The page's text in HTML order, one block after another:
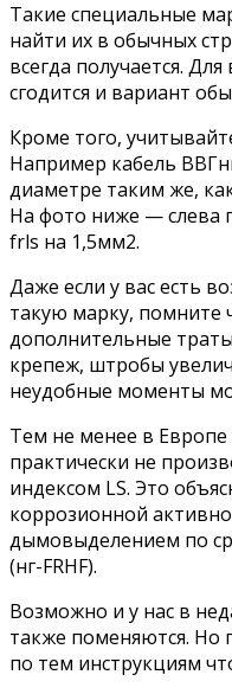
Такие специальные
найти их в обычных
всегда получается.
сгодится и вариант
Кроме того,
Например кабель
диаметре таким же,
На фото ниже — слева
frls на 1,5мм2.
Даже если у вас есть
такую марку, помните
дополнительные
крепеж, штробы
неудобные моменты
Тем не менее в Европе
практически не
индексом LS. Это
коррозионной
дымовыделением по
(нг-FRHF).
Возможно и у нас в
также поменяются. Но
по тем инструкциям